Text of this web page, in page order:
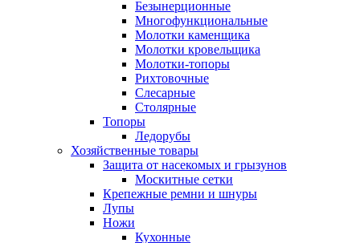
Безынерционные
Многофункциональные
Молотки каменщика
Молотки кровельщика
Молотки-топоры
Рихтовочные
Слесарные
Столярные
Топоры
Ледорубы
Хозяйственные товары
Защита от насекомых и грызунов
Москитные сетки
Крепежные ремни и шнуры
Лупы
Ножи
Кухонные